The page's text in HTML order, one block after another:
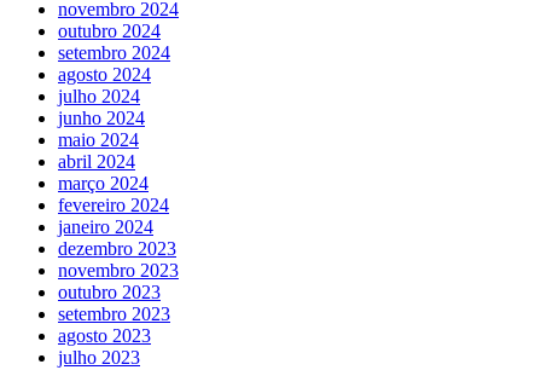
novembro 2024
outubro 2024
setembro 2024
agosto 2024
julho 2024
junho 2024
maio 2024
abril 2024
março 2024
fevereiro 2024
janeiro 2024
dezembro 2023
novembro 2023
outubro 2023
setembro 2023
agosto 2023
julho 2023